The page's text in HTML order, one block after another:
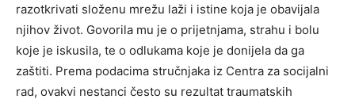
razotkrivati složenu mrežu laži i istine koja je obavijala
njihov život. Govorila mu je o prijetnjama, strahu i bolu
koje je iskusila, te o odlukama koje je donijela da ga
zaštiti. Prema podacima stručnjaka iz Centra za socijalni
rad, ovakvi nestanci često su rezultat traumatskih